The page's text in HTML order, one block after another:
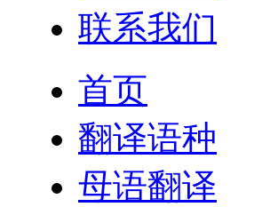
联系我们
首页
翻译语种
母语翻译